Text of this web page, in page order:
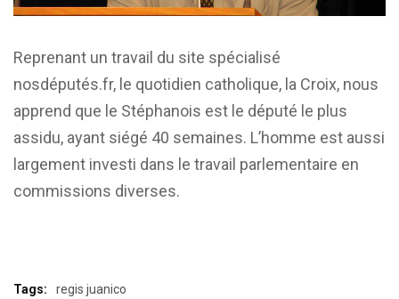
Reprenant un travail du site spécialisé
nosdéputés.fr, le quotidien catholique, la Croix, nous
apprend que le Stéphanois est le député le plus
assidu, ayant siégé 40 semaines. L’homme est aussi
largement investi dans le travail parlementaire en
commissions diverses.
Tags: regis juanico